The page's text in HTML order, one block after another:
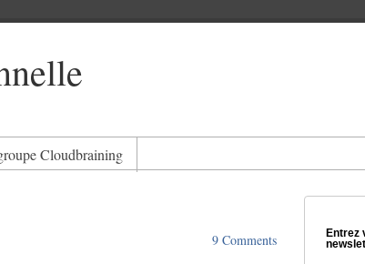
Cloudbraining
9 Comments
Entrez